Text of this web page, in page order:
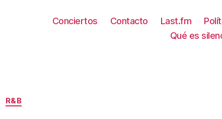
Conciertos Contacto Last.fm
Qué es
Categorías
R&B